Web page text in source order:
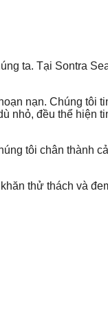
ta. Tại Sontra
nạn. Chúng tôi
nhỏ, đều thể hiện
tôi chân thành
thử thách và